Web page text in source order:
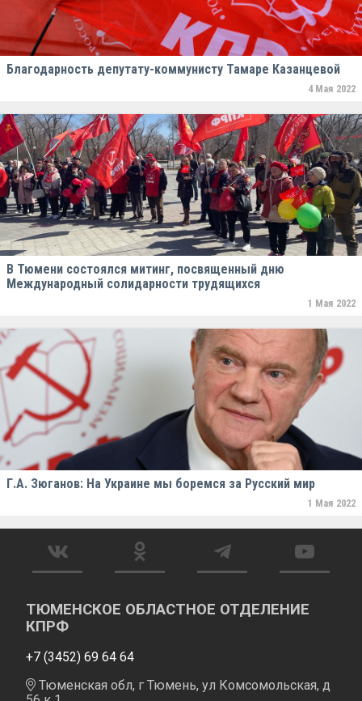
Благодарность депутату-коммунисту Тамаре Казанцевой
4 Мая 2022
В Тюмени состоялся митинг, посвященный дню
Международный солидарности трудящихся
1 Мая 2022
Г.А. Зюганов: На Украине мы боремся за Русский мир
1 Мая 2022
ТЮМЕНСКОЕ ОБЛАСТНОЕ ОТДЕЛЕНИЕ
КПРФ
+7 (3452) 69 64 64
Тюменская обл, г Тюмень, ул Комсомольская, д